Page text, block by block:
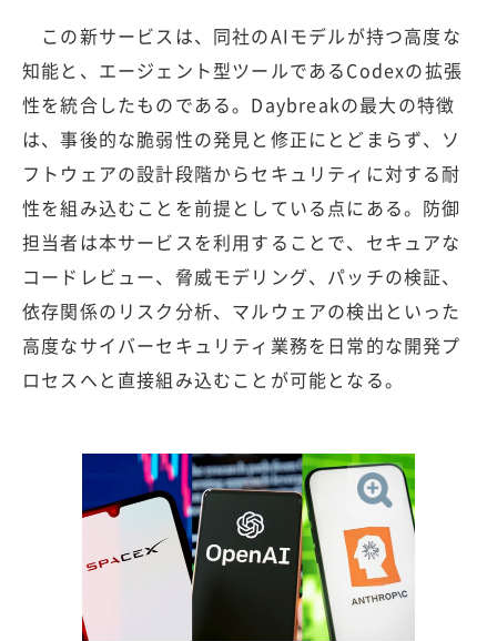
この新サービスは、同社のAIモデルが持つ高度な
知能と、エージェント型ツールであるCodexの拡張
性を統合したものである。Daybreakの最大の特徴
は、事後的な脆弱性の発見と修正にとどまらず、ソ
フトウェアの設計段階からセキュリティに対する耐
性を組み込むことを前提としている点にある。防御
担当者は本サービスを利用することで、セキュアな
コードレビュー、脅威モデリング、パッチの検証、
依存関係のリスク分析、マルウェアの検出といった
高度なサイバーセキュリティ業務を日常的な開発プ
ロセスへと直接組み込むことが可能となる。